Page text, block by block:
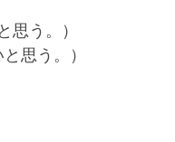
う。）
思う。）